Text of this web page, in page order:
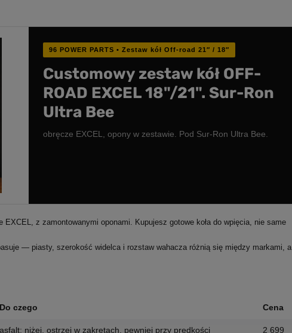
96 POWER PARTS • Zestaw kół Off-road 21″ / 18″
Customowy zestaw kół OFF-
ROAD EXCEL 18"/21". Sur-Ron
Ultra Bee
obręcze EXCEL, opony w zestawie. Pod Sur-Ron Ultra Bee.
EXCEL, z zamontowanymi oponami. Kupujesz gotowe koła do wpięcia, nie same
— piasty, szerokość widelca i rozstaw wahacza różnią się między markami, a
Do czego Cena
asfalt: niżej, ostrzej w zakrętach, pewniej przy prędkości
2 699